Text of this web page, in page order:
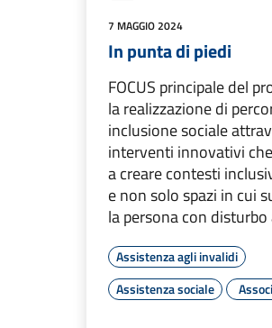
7 MAGGIO 2024
In punta di piedi
FOCUS principale del
la realizzazione di
inclusione sociale
interventi innovativi
a creare contesti
e non solo spazi in cui
la persona con
Assistenza agli invalidi
Assistenza sociale